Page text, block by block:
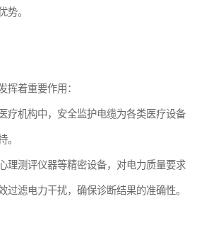
势。
挥着重要作用：
疗机构中，安全监护电缆为各类医疗设备
。
理测评仪器等精密设备，对电力质量要求
过滤电力干扰，确保诊断结果的准确性。